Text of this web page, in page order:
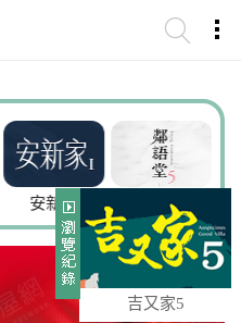
吉又家5
安新家 鄰語堂5